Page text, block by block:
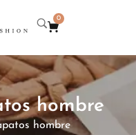
0
hombre
hombre